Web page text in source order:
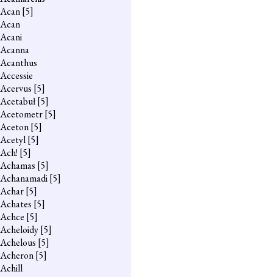
Acan[5]
Acan
Acani
Acanna
Acanthus
Accessie
Acervus [5]
Acetabuł[5]
Acetometr[5]
Aceton[5]
Acetyl[5]
Ach! [5]
Achamas [5]
Achanamadi[5]
Achar[5]
Achates [5]
Achce [5]
Acheloidy[5]
Achelous [5]
Acheron[5]
Achill